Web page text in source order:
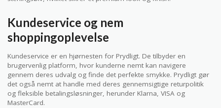
Kundeservice og nem
shoppingoplevelse
Kundeservice er en hjørnesten for Prydligt. De tilbyder en
brugervenlig platform, hvor kunderne nemt kan navigere
gennem deres udvalg og finde det perfekte smykke. Prydligt gør
det også nemt at handle med deres gennemsigtige returpolitik
og fleksible betalingsløsninger, herunder Klarna, VISA og
MasterCard.